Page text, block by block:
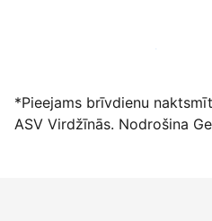
Izvietot piedāvājumu
*Pieejams brīvdienu
ASV Virdžīnās. Nodrošina